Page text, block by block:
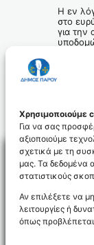
Χρησιμοποιούμε
Για να σας
αξιοποιούμε
σχετικά με τη
μας. Τα δεδομένα
στατιστικούς
Αν επιλέξετε να
λειτουργίες ή
όπως
Η εν
στο
για την
Το